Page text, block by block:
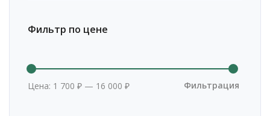
выбрать
Фильтр по цене
Фильтрация
Цена: 1 700 ₽ — 16 000 ₽